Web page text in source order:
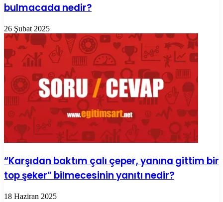
bulmacada nedir?
26 Şubat 2025
“Karşıdan baktım çalı çeper, yanına gittim bir
top şeker” bilmecesinin yanıtı nedir?
18 Haziran 2025